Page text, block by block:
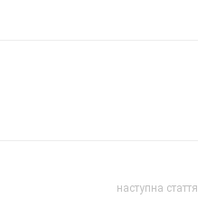
наступна стаття